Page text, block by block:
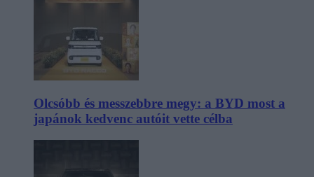
Olcsóbb és messzebbre megy: a BYD most a
japánok kedvenc autóit vette célba